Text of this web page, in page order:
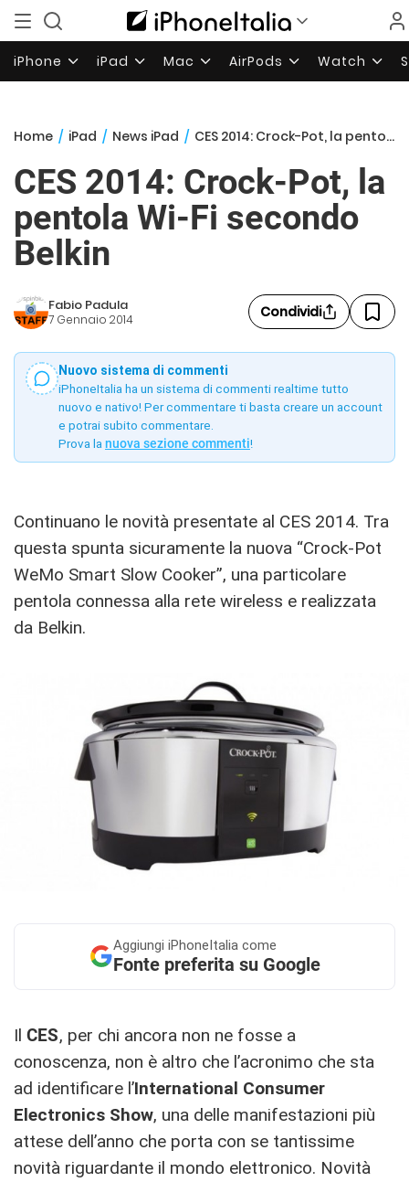
iPhone iPad Mac AirPods Watch
Home / iPad / News iPad / CES 2014: Crock-Pot, la pentola Wi-Fi secondo Belkin
CES 2014: Crock-Pot, la
pentola Wi-Fi secondo
Belkin
Fabio Padula
7 Gennaio 2014 Condividi
Nuovo sistema di commenti
iPhoneItalia ha un sistema di commenti realtime tutto
nuovo e nativo! Per commentare ti basta creare un account
e potrai subito commentare.
Prova la nuova sezione commenti!
Continuano le novità presentate al CES 2014. Tra
questa spunta sicuramente la nuova “Crock-Pot
WeMo Smart Slow Cooker”, una particolare
pentola connessa alla rete wireless e realizzata
da Belkin.
Aggiungi iPhoneItalia come
Fonte preferita su Google
Il CES, per chi ancora non ne fosse a
conoscenza, non è altro che l’acronimo che sta
ad identificare l’International Consumer
Electronics Show, una delle manifestazioni più
attese dell’anno che porta con se tantissime
novità riguardante il mondo elettronico. Novità